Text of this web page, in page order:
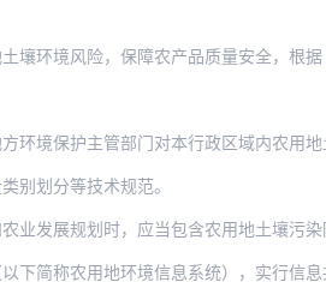
产品质量安全，根据《中华人民共和国环境保护法
主管部门对本行政区域内农用地土壤污染防
别划分等技术规范。
发展规划时，应当包含农用地土壤污染
下简称农用地环境信息系统），实行信息